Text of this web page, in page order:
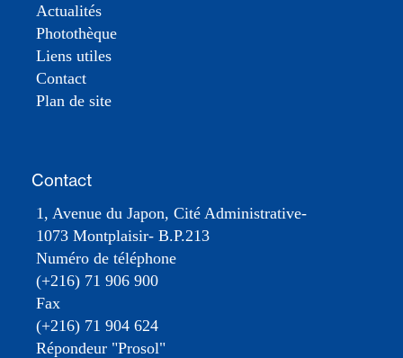
Actualités
Photothèque
Liens utiles
Contact
Plan de site
Contact
1, Avenue du Japon, Cité Administrative-
1073 Montplaisir- B.P.213
Numéro de téléphone
(+216) 71 906 900
Fax
(+216) 71 904 624
Répondeur "Prosol"